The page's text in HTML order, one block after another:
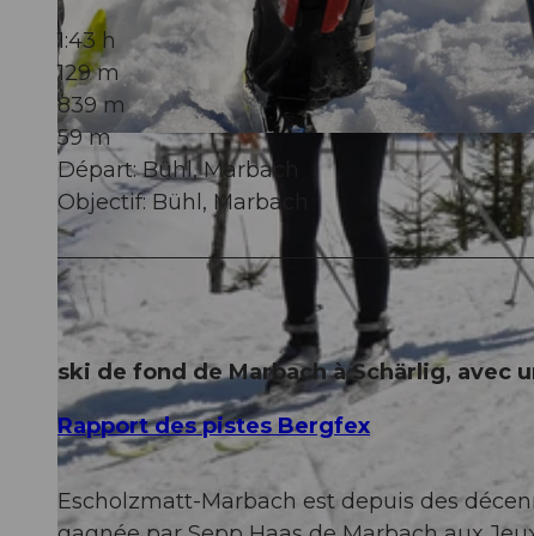
© Maurin Bisig, UNESCO Biosphäre Entlebuch
1:43 h
129 m
839 m
59 m
Départ: Bühl, Marbach
Objectif: Bühl, Marbach
ski de fond de Marbach à Schärlig, avec
Rapport des pistes Bergfex
Escholzmatt-Marbach est depuis des